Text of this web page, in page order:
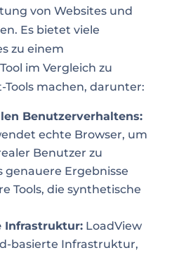
von Websites und
Es bietet viele
zu einem
im Vergleich zu
machen, darunter:
Benutzerverhaltens:
echte Browser, um
Benutzer zu
genauere Ergebnisse
Tools, die synthetische
Infrastruktur:LoadView
basierte Infrastruktur,